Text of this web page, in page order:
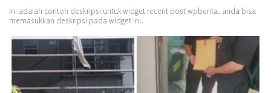
Ini adalah contoh deskripsi untuk widget recent post wpberita, anda bisa
memasukkan deskripsi pada widget ini.